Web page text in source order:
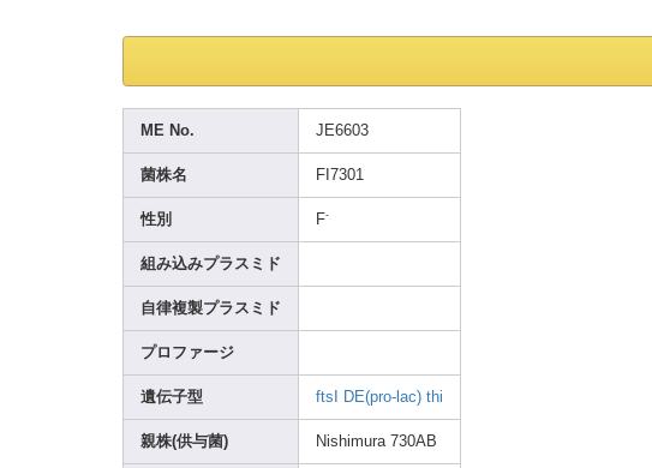
ME No. JE6603
菌株名 FI7301
性別 F-
組み込みプラスミド
自律複製プラスミド
プロファージ
遺伝子型 ftsI DE(pro-lac) thi
親株(供与菌) Nishimura 730AB